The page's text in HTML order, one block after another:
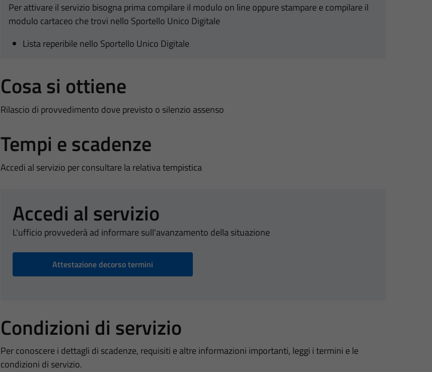
Per attivare il servizio bisogna prima compilare il modulo on line oppure stampare e compilare il
modulo cartaceo che trovi nello Sportello Unico Digitale
Lista reperibile nello Sportello Unico Digitale
Cosa si ottiene
Rilascio di provvedimento dove previsto o silenzio assenso
Tempi e scadenze
Accedi al servizio per consultare la relativa tempistica
Accedi al servizio
L'ufficio provvederà ad informare sull'avanzamento della situazione
Attestazione decorso termini
Condizioni di servizio
Per conoscere i dettagli di scadenze, requisiti e altre informazioni importanti, leggi i termini e le
condizioni di servizio.